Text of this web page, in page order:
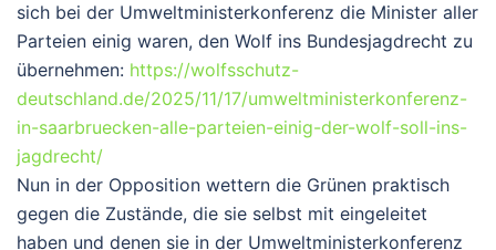
sich bei der Umweltministerkonferenz die Minister aller
Parteien einig waren, den Wolf ins Bundesjagdrecht zu
übernehmen: https://wolfsschutz-
deutschland.de/2025/11/17/umweltministerkonferenz-
in-saarbruecken-alle-parteien-einig-der-wolf-soll-ins-
jagdrecht/
Nun in der Opposition wettern die Grünen praktisch
gegen die Zustände, die sie selbst mit eingeleitet
haben und denen sie in der Umweltministerkonferenz